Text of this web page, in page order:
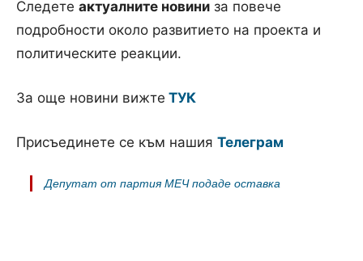
Следете актуалните новини за повече
подробности около развитието на проекта и
политическите реакции.
За още новини вижте ТУК
Присъединете се към нашия Телеграм
Депутат от партия МЕЧ подаде оставка